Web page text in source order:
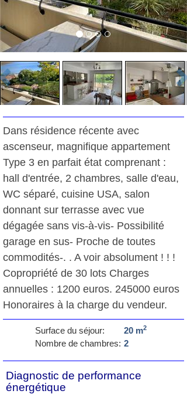
Dans résidence récente avec
ascenseur, magnifique appartement
Type 3 en parfait état comprenant :
hall d'entrée, 2 chambres, salle d'eau,
WC séparé, cuisine USA, salon
donnant sur terrasse avec vue
dégagée sans vis-à-vis- Possibilité
garage en sus- Proche de toutes
commodités-. . A voir absolument ! ! !
Copropriété de 30 lots Charges
annuelles : 1200 euros. 245000 euros
Honoraires à la charge du vendeur.
Surface du séjour: 20 m2
Nombre de chambres: 2
Diagnostic de performance
énergétique